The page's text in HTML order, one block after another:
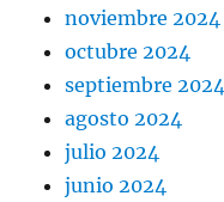
noviembre 2024
octubre 2024
septiembre 2024
agosto 2024
julio 2024
junio 2024